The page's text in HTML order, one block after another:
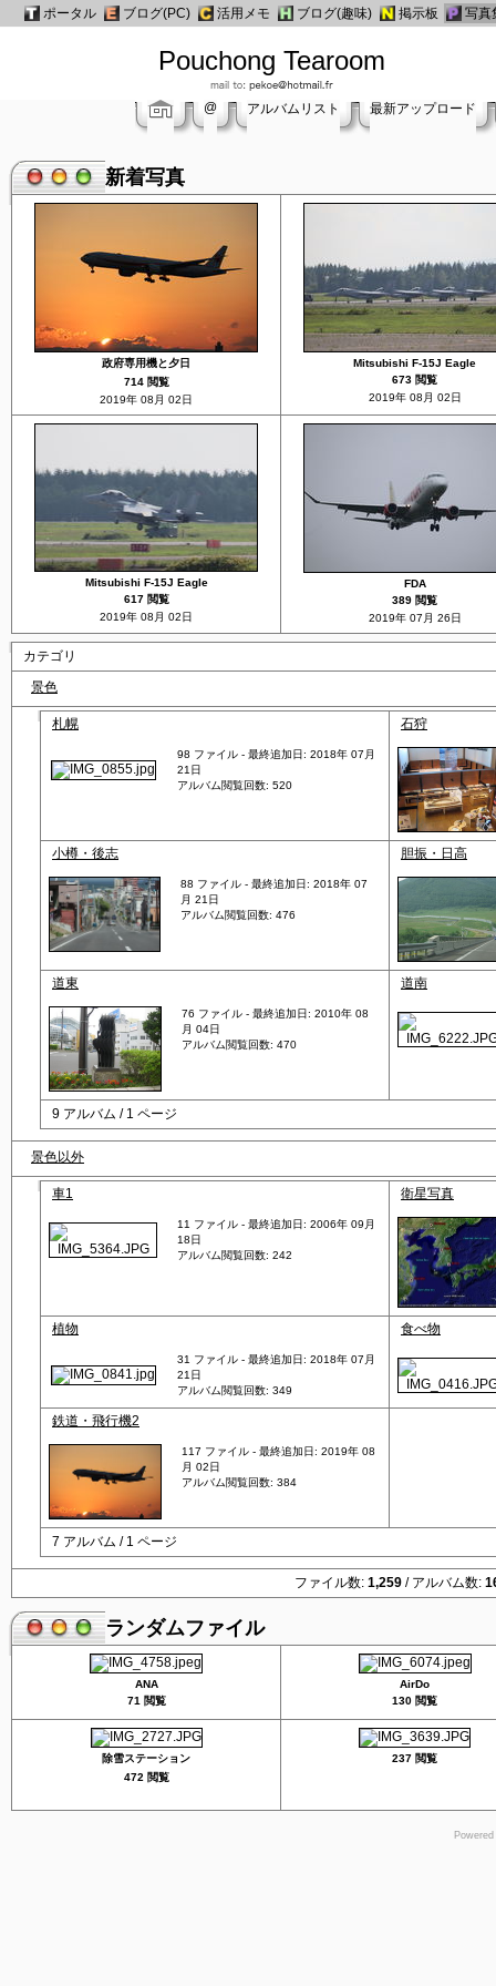
Pouchong Tearoom
@ アルバムリスト 最新アップロード
新着写真
政府専用機と夕日
714 閲覧
2019年 08月 02日
Mitsubishi F-15J Eagle
673 閲覧
2019年 08月 02日
Mitsubishi F-15J Eagle
617 閲覧
2019年 08月 02日
FDA
389 閲覧
2019年 07月 26日
カテゴリ
景色
札幌
98 ファイル - 最終追加日: 2018年 07月
21日
アルバム閲覧回数: 520
石狩
小樽・後志
88 ファイル - 最終追加日: 2018年 07
月 21日
アルバム閲覧回数: 476
胆振・日高
道東
76 ファイル - 最終追加日: 2010年 08
月 04日
アルバム閲覧回数: 470
道南
9 アルバム / 1 ページ
景色以外
車1
11 ファイル - 最終追加日: 2006年 09月
18日
アルバム閲覧回数: 242
衛星写真
植物
31 ファイル - 最終追加日: 2018年 07月
21日
アルバム閲覧回数: 349
食べ物
鉄道・飛行機2
117 ファイル - 最終追加日: 2019年 08
月 02日
アルバム閲覧回数: 384
7 アルバム / 1 ページ
ファイル数: 1,259 / アルバム数:
ランダムファイル
ANA
71 閲覧
AirDo
130 閲覧
除雪ステーション
472 閲覧
237 閲覧
ポータル ブログ(PC) 活用メモ ブログ(趣味) 掲示板 写真